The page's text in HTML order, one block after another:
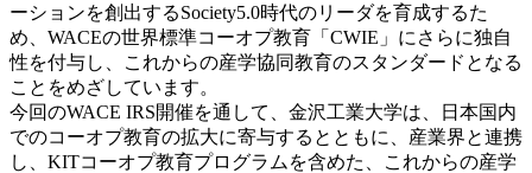
ーションを創出するSociety5.0時代のリーダを育成するた
め、WACEの世界標準コーオプ教育「CWIE」にさらに独自
性を付与し、これからの産学協同教育のスタンダードとなる
ことをめざしています。
今回のWACE IRS開催を通して、金沢工業大学は、日本国内
でのコーオプ教育の拡大に寄与するとともに、産業界と連携
し、KITコーオプ教育プログラムを含めた、これからの産学